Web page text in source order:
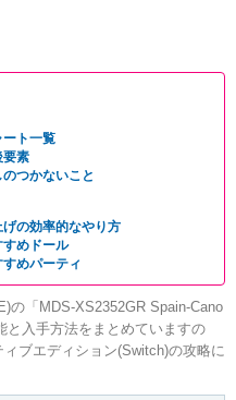
ート一覧
要素
つかないこと
げの効率的なやり方
すめドール
めパーティ
の「MDS-XS2352GR Spain-Cano
と入手方法をまとめていますの
ブエディション(Switch)の攻略に